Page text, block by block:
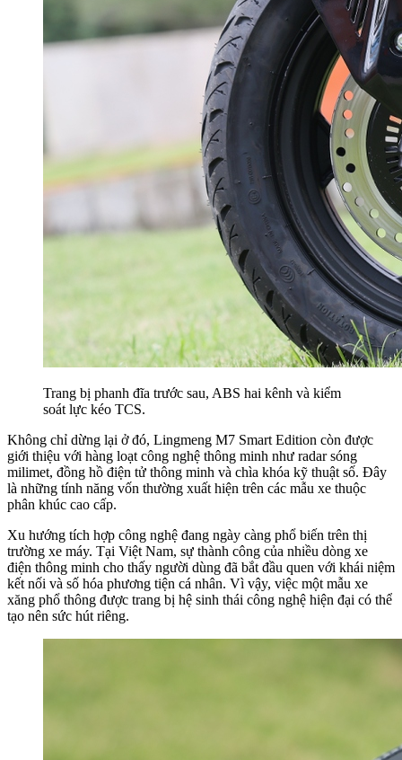
Trang bị phanh đĩa trước sau, ABS hai kênh và kiểm
soát lực kéo TCS.
Không chỉ dừng lại ở đó, Lingmeng M7 Smart Edition còn được
giới thiệu với hàng loạt công nghệ thông minh như radar sóng
milimet, đồng hồ điện tử thông minh và chìa khóa kỹ thuật số. Đây
là những tính năng vốn thường xuất hiện trên các mẫu xe thuộc
phân khúc cao cấp.
Xu hướng tích hợp công nghệ đang ngày càng phổ biến trên thị
trường xe máy. Tại Việt Nam, sự thành công của nhiều dòng xe
điện thông minh cho thấy người dùng đã bắt đầu quen với khái niệm
kết nối và số hóa phương tiện cá nhân. Vì vậy, việc một mẫu xe
xăng phổ thông được trang bị hệ sinh thái công nghệ hiện đại có thể
tạo nên sức hút riêng.